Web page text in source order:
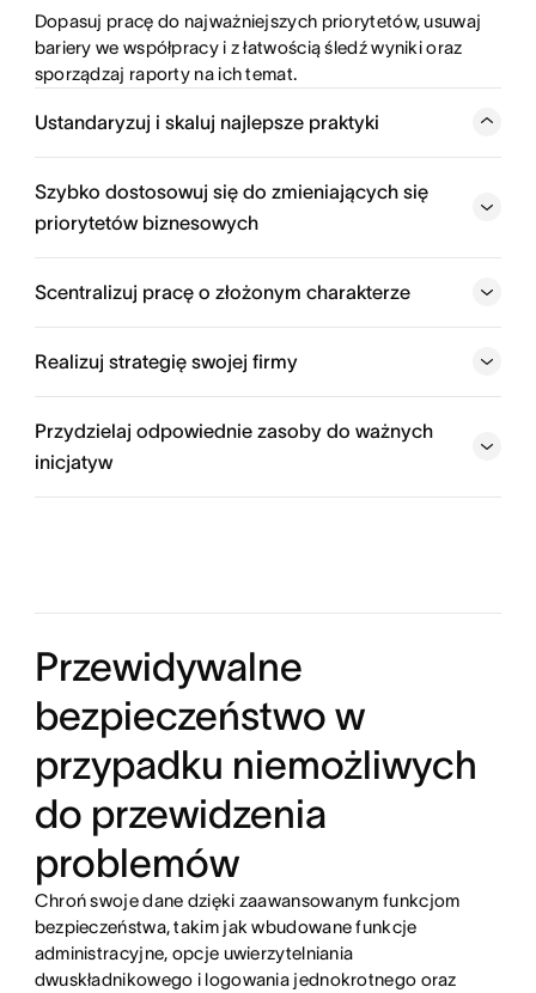
Dopasuj pracę do najważniejszych priorytetów, usuwaj
bariery we współpracy i z łatwością śledź wyniki oraz
sporządzaj raporty na ich temat.
Ustandaryzuj i skaluj najlepsze praktyki
Połącz zespoły i twórz powtarzalne procesy, które
ograniczają bezproduktywne zajęcia i wywierają realny
wpływ na biznes.
Koordynuj działania pomiędzy zespołami
Szybko dostosowuj się do zmieniających się
priorytetów biznesowych
Dostosuj działania zespołów do założonych celów
Scentralizuj pracę o złożonym charakterze
Rozpocznij
Realizuj strategię swojej firmy
Przydzielaj odpowiednie zasoby do ważnych
inicjatyw
Przewidywalne
bezpieczeństwo w
przypadku niemożliwych
do przewidzenia
problemów
Chroń swoje dane dzięki zaawansowanym funkcjom
bezpieczeństwa, takim jak wbudowane funkcje
administracyjne, opcje uwierzytelniania
dwuskładnikowego i logowania jednokrotnego oraz